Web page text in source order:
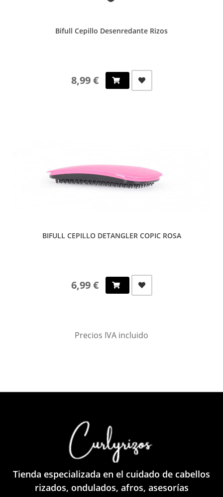
Bifull Cepillo Desenredante Rizos
8,99 €
BIFULL CEPILLO DETANGLER COPIC ROSA
6,99 €
Precios IVA incluido
Tienda especializada en el cuidado de cabellos
rizados, ondulados, afros, asesorías